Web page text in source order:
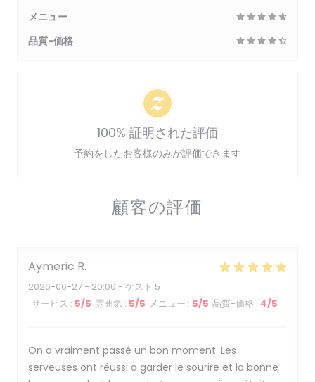
顧客の評価
Aymeric R
2026-06-27 - 20:00 - ゲスト 5
サービス : 5/5 雰囲気 : 5/5 メニュー : 5/5 品質-価格 : 4/5
On a vraiment passé un bon moment. Les
serveuses ont réussi a garder le sourire et la bonne
メニュー
品質-価格
100% 証明された評価
予約をしたお客様のみが評価できます